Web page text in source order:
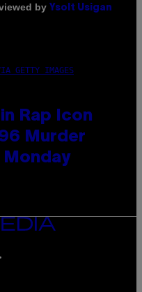
by Ysolt Usigan
GETTY IMAGES
Rap Icon
Murder
Monday